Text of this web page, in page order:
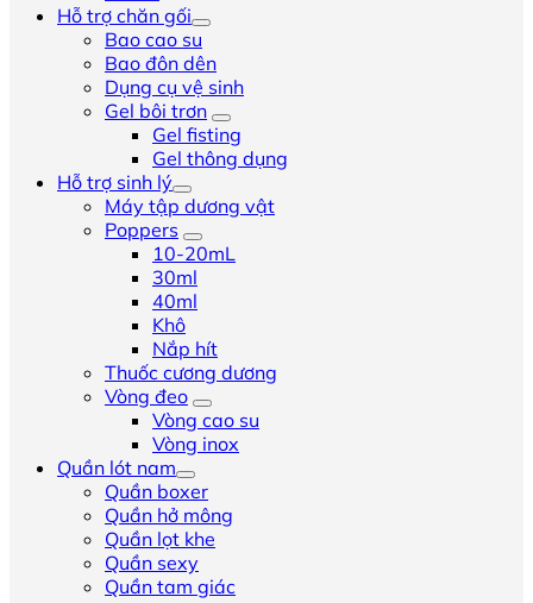
Hỗ trợ chăn gối
Bao cao su
Bao đôn dên
Dụng cụ vệ sinh
Gel bôi trơn
Gel fisting
Gel thông dụng
Hỗ trợ sinh lý
Máy tập dương vật
Poppers
10-20mL
30ml
40ml
Khô
Nắp hít
Thuốc cương dương
Vòng đeo
Vòng cao su
Vòng inox
Quần lót nam
Quần boxer
Quần hở mông
Quần lọt khe
Quần sexy
Quần tam giác